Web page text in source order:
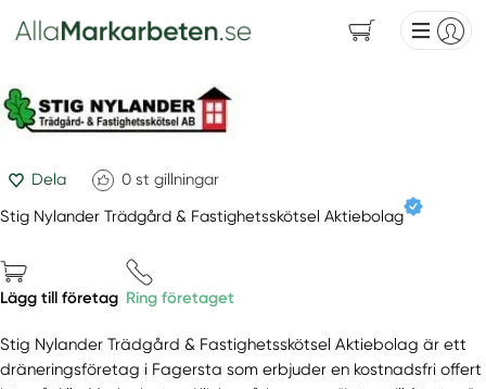
Dela 0 st gillningar
Stig Nylander Trädgård & Fastighetsskötsel Aktiebolag
Lägg till företag Ring företaget
Stig Nylander Trädgård & Fastighetsskötsel Aktiebolag är ett
dräneringsföretag i Fagersta som erbjuder en kostnadsfri offert